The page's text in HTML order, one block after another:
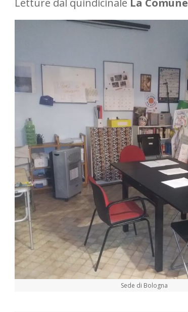
Letture dal quindicinale La Comune
Sede di Bologna